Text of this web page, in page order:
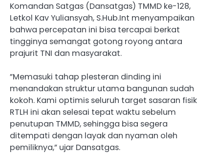
Komandan Satgas (Dansatgas) TMMD ke-128,
Letkol Kav Yuliansyah, S.Hub.Int menyampaikan
bahwa percepatan ini bisa tercapai berkat
tingginya semangat gotong royong antara
prajurit TNI dan masyarakat.
​”Memasuki tahap plesteran dinding ini
menandakan struktur utama bangunan sudah
kokoh. Kami optimis seluruh target sasaran fisik
RTLH ini akan selesai tepat waktu sebelum
penutupan TMMD, sehingga bisa segera
ditempati dengan layak dan nyaman oleh
pemiliknya,” ujar Dansatgas.